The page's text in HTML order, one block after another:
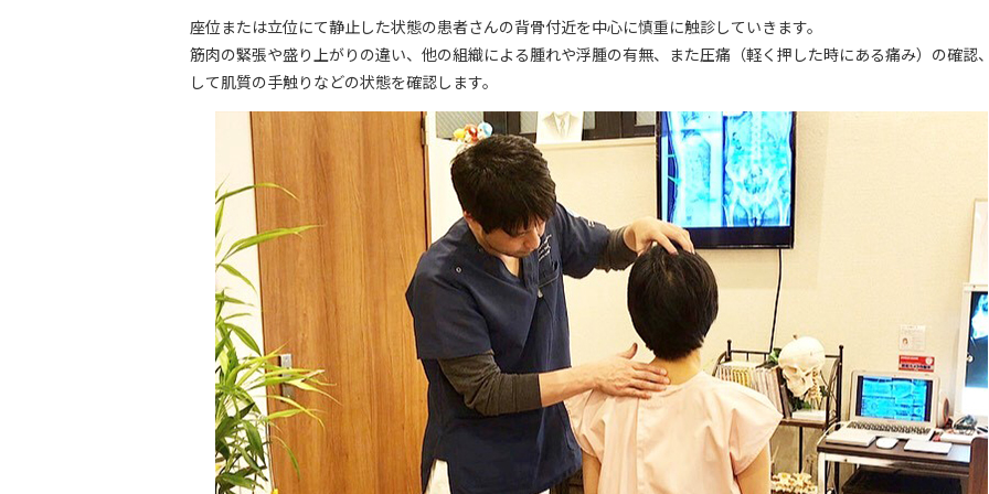
座位または立位にて静止した状態の患者さんの背骨付近を中心に慎重に触診していきます。
筋肉の緊張や盛り上がりの違い、他の組織による腫れや浮腫の有無、また圧痛（軽く押した時にある痛み）の確認
して肌質の手触りなどの状態を確認します。